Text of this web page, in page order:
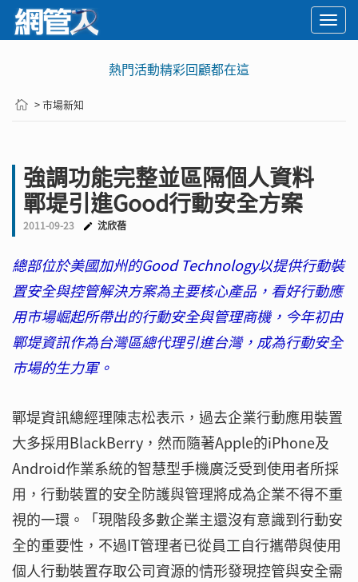
熱門活動精彩回顧都在這
> 市場新知
強調功能完整並區隔個人資料
鄲堤引進Good行動安全方案
2011-09-23 沈欣蓓
總部位於美國加州的Good Technology以提供行動裝
置安全與控管解決方案為主要核心產品，看好行動應
用市場崛起所帶出的行動安全與管理商機，今年初由
鄲堤資訊作為台灣區總代理引進台灣，成為行動安全
市場的生力軍。
鄲堤資訊總經理陳志松表示，過去企業行動應用裝置
大多採用BlackBerry，然而隨著Apple的iPhone及
Android作業系統的智慧型手機廣泛受到使用者所採
用，行動裝置的安全防護與管理將成為企業不得不重
視的一環。「現階段多數企業主還沒有意識到行動安
全的重要性，不過IT管理者已從員工自行攜帶與使用
個人行動裝置存取公司資源的情形發現控管與安全需